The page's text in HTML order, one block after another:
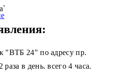
`
"ВТБ 24" по адресу пр.
в день. всего 4 часа.